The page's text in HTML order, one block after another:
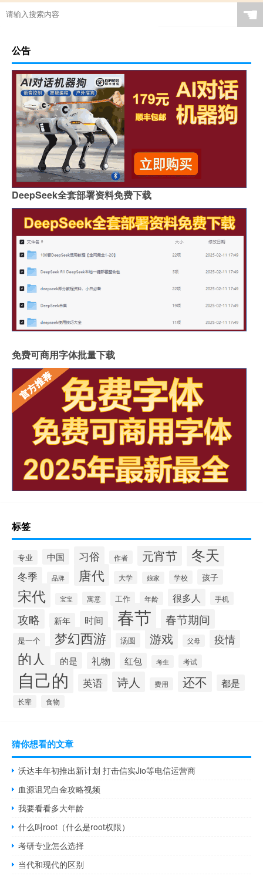
☚
公告
DeepSeek全套部署资料免费下载
免费可商用字体批量下载
标签
专业 中国 习俗 作者 元宵节 冬天
冬季 品牌 唐代 大学 娘家 学校 孩子
宋代 宝宝 寓意 工作 年龄 很多人 手机
攻略 新年 时间 春节 春节期间
是一个 梦幻西游 汤圆 游戏 父母 疫情
的人 的是 礼物 红包 考生 考试
自己的 英语 诗人 费用 还不 都是
长辈 食物
猜你想看的文章
沃达丰年初推出新计划 打击信实Jio等电信运营商
血源诅咒白金攻略视频
我要看看多大年龄
什么叫root（什么是root权限）
考研专业怎么选择
当代和现代的区别